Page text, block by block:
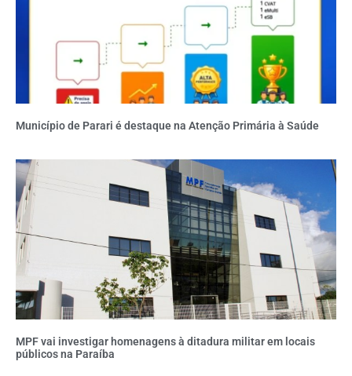
Município de Parari é destaque na Atenção Primária à Saúde
MPF vai investigar homenagens à ditadura militar em locais
públicos na Paraíba